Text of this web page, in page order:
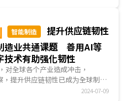
智能制造
提升供应链韧性
造业共通课题 善用AI等
技术有助强化韧性
对全球各个产业造成冲击，
提升供应链韧性已成为全球制造
迁移或分散制造据点等营运策2024-07-09